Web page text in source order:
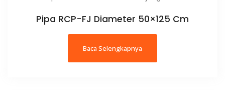
Pipa RCP-FJ Diameter 50×125 Cm
Baca Selengkapnya